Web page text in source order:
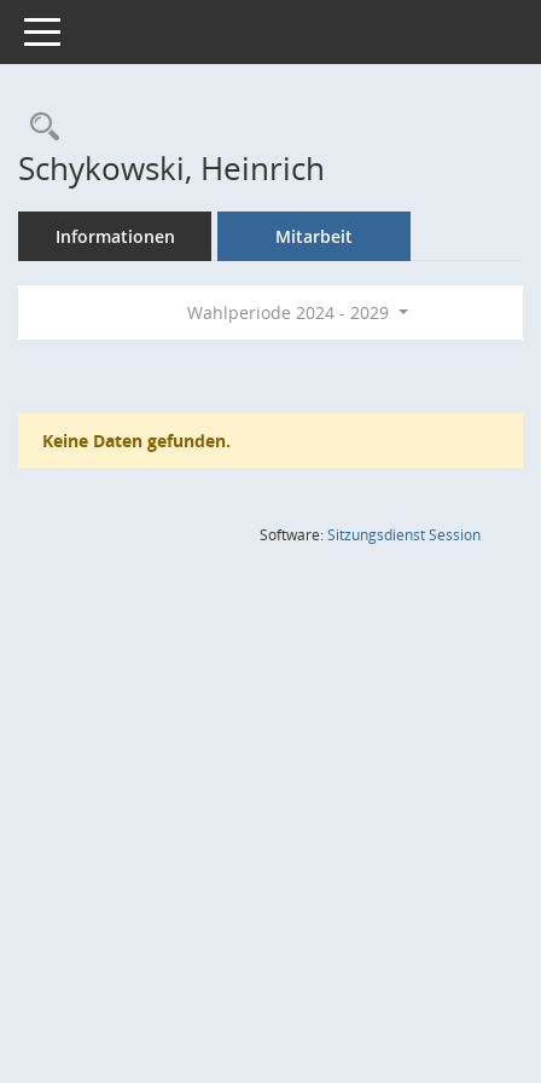
Toggle navigation
Rechercheauswahl
Schykowski, Heinrich
Informationen Mitarbeit
Wahlperiode 2024 - 2029
Keine Daten gefunden.
Software:SitzungsdienstSession(Wird in